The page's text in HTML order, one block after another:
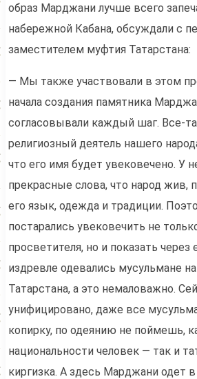
образ Марджани лучше всего
набережной Кабана, обсуждали с
заместителем муфтия Татарстана:
— Мы также участвовали в этом
начала создания памятника
согласовывали каждый шаг. Все-
религиозный деятель нашего
что его имя будет увековечено. У
прекрасные слова, что народ жив,
его язык, одежда и традиции.
постарались увековечить не
просветителя, но и показать через
издревле одевались мусульмане
Татарстана, а это немаловажно.
унифицировано, даже все
копирку, по одеянию не поймешь,
национальности человек — так и
киргизка. А здесь Марджани одет